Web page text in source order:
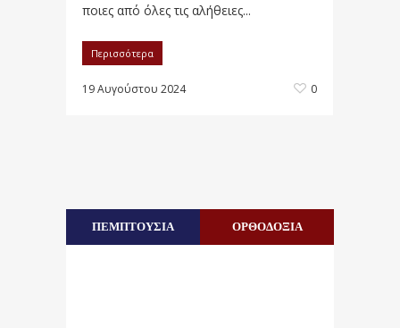
ποιες από όλες τις αλήθειες...
Περισσότερα
19 Αυγούστου 2024 0
ΠΕΜΠΤΟΥΣΙΑ ΟΡΘΟΔΟΞΙΑ